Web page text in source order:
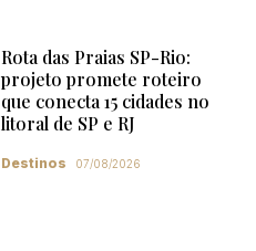
Rota das Praias SP-Rio:
projeto promete roteiro
que conecta 15 cidades no
litoral de SP e RJ
Destinos 07/08/2026